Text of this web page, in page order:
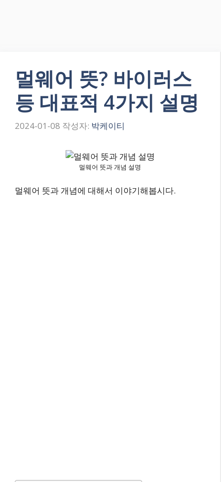
멀웨어 뜻? 바이러스
등 대표적 4가지 설명
2024-01-08 작성자: 박케이티
멀웨어 뜻과 개념 설명
멀웨어 뜻과 개념에 대해서 이야기해봅시다.